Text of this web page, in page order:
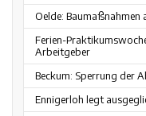
Oelde: Baumaßnahmen
Ferien-
Arbeitgeber
Beckum: Sperrung der
Ennigerloh legt